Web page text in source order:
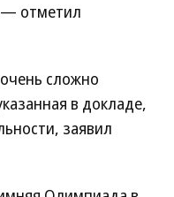
— отметил
сложно
в докладе,
заявил